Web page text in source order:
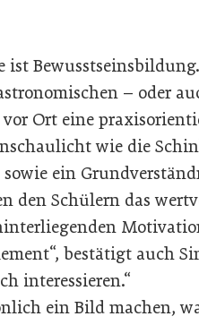
– oder
Ort eine
wie die
ein
den Schülern das
bestätigt auch
interessieren.“
ein Bild machen,